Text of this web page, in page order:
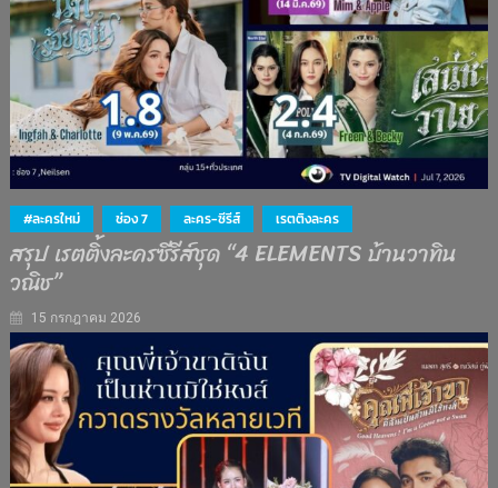
#ละครใหม่ ช่อง 7 ละคร-ซีรีส์ เรตติงละคร
สรุป เรตติ้งละครซีรีส์ชุด “4 ELEMENTS บ้านวาทิน
วณิช”
15 กรกฎาคม 2026